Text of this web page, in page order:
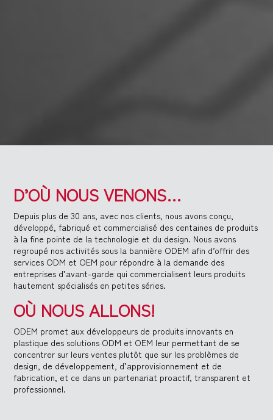
D’OÙ NOUS VENONS…
Depuis plus de 30 ans, avec nos clients, nous avons conçu,
développé, fabriqué et commercialisé des centaines de produits
à la fine pointe de la technologie et du design. Nous avons
regroupé nos activités sous la bannière ODEM afin d’offrir des
services ODM et OEM pour répondre à la demande des
entreprises d’avant-garde qui commercialisent leurs produits
hautement spécialisés en petites séries.
OÙ NOUS ALLONS!
ODEM promet aux développeurs de produits innovants en
plastique des solutions ODM et OEM leur permettant de se
concentrer sur leurs ventes plutôt que sur les problèmes de
design, de développement, d’approvisionnement et de
fabrication, et ce dans un partenariat proactif, transparent et
professionnel.